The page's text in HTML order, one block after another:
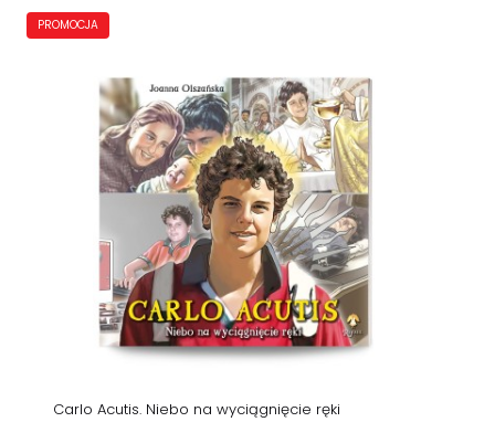
Carlo Acutis. Niebo na wyciągnięcie ręki
PROMOCJA